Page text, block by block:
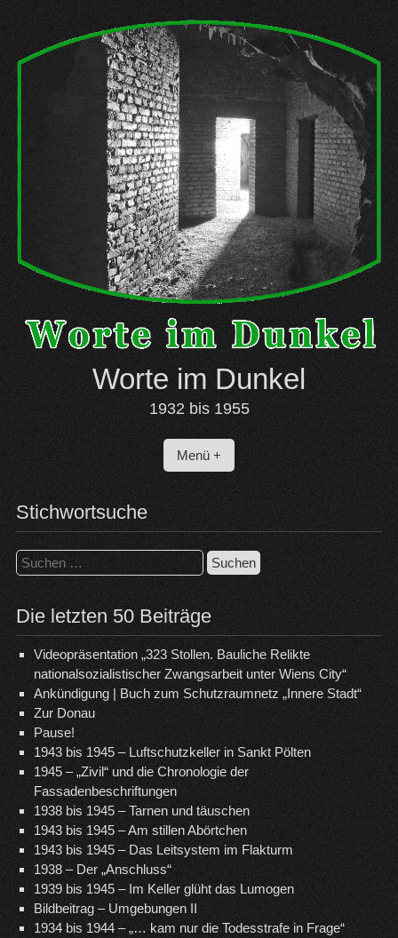
content
Worte im Dunkel
1932 bis 1955
Menü +
Stichwortsuche
Suchen
nach:
Die letzten 50 Beiträge
Videopräsentation „323 Stollen. Bauliche Relikte
nationalsozialistischer Zwangsarbeit unter Wiens City“
Ankündigung | Buch zum Schutzraumnetz „Innere Stadt“
Zur Donau
Pause!
1943 bis 1945 – Luftschutzkeller in Sankt Pölten
1945 – „Zivil“ und die Chronologie der
Fassadenbeschriftungen
1938 bis 1945 – Tarnen und täuschen
1943 bis 1945 – Am stillen Abörtchen
1943 bis 1945 – Das Leitsystem im Flakturm
1938 – Der „Anschluss“
1939 bis 1945 – Im Keller glüht das Lumogen
Bildbeitrag – Umgebungen II
1934 bis 1944 – „… kam nur die Todesstrafe in Frage“